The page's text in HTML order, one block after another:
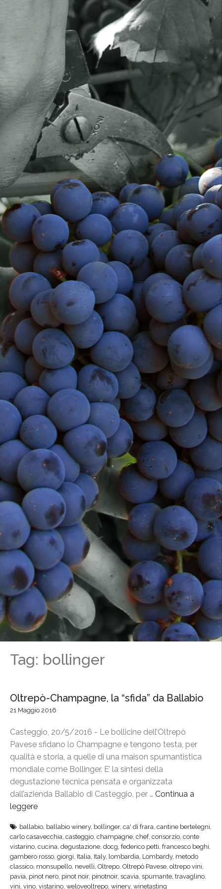
Tag: bollinger
Oltrepò-Champagne, la “sfida” da Ballabio
21 Maggio 2016
Casteggio, 20/5/2016 - Le bollicine dell’Oltrepò
Pavese sfidano lo Champagne e tengono testa, per
qualità e storia, a quelle di una maison spumantistica
mondiale come Bollinger. E’ la sintesi della
degustazione tecnica pensata e organizzata
dall’azienda Ballabio di Casteggio, per … Continua a
leggere
l
t
r
e
p
ballabio, ballabio winery, bollinger, ca' di frara, cantine bertelegni,
carlo casavecchia, casteggio, champagne, chef, consorzio, conte
vistarino, cucina, degustazione, docg, federico petti, francesco beghi,
gambero rosso, giorgi, Italia, Italy, lombardia, Lombardy, metodo
classico, monsupello, nevelli, Oltrepo, Oltrepò Pavese, oltrepo vini,
pavia, pinot nero, pinot noir, pinotnoir, scavia, spumante, travaglino,
vini, vino, vistarino, weloveoltrepo, winery, winetasting